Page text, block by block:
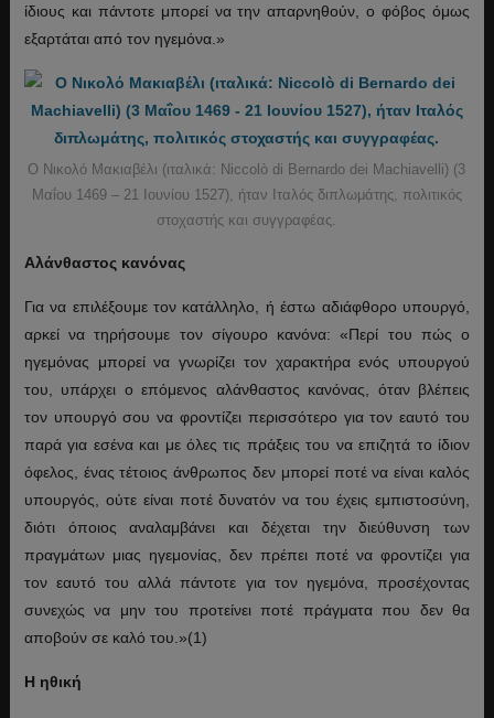
ίδιους και πάντοτε μπορεί να την απαρνηθούν, ο φόβος όμως
εξαρτάται από τον ηγεμόνα.»
Ο Νικολό Μακιαβέλι (ιταλικά: Niccolò di Bernardo dei Machiavelli) (3
Μαΐου 1469 – 21 Ιουνίου 1527), ήταν Ιταλός διπλωμάτης, πολιτικός
στοχαστής και συγγραφέας.
Αλάνθαστος κανόνας
Για να επιλέξουμε τον κατάλληλο, ή έστω αδιάφθορο υπουργό,
αρκεί να τηρήσουμε τον σίγουρο κανόνα: «Περί του πώς ο
ηγεμόνας μπορεί να γνωρίζει τον χαρακτήρα ενός υπουργού
του, υπάρχει ο επόμενος αλάνθαστος κανόνας, όταν βλέπεις
τον υπουργό σου να φροντίζει περισσότερο για τον εαυτό του
παρά για εσένα και με όλες τις πράξεις του να επιζητά το ίδιον
όφελος, ένας τέτοιος άνθρωπος δεν μπορεί ποτέ να είναι καλός
υπουργός, ούτε είναι ποτέ δυνατόν να του έχεις εμπιστοσύνη,
διότι όποιος αναλαμβάνει και δέχεται την διεύθυνση των
πραγμάτων μιας ηγεμονίας, δεν πρέπει ποτέ να φροντίζει για
τον εαυτό του αλλά πάντοτε για τον ηγεμόνα, προσέχοντας
συνεχώς να μην του προτείνει ποτέ πράγματα που δεν θα
αποβούν σε καλό του.»(1)
Η ηθική